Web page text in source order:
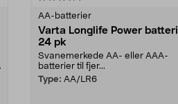
AA-batterier
Varta Longlife Power batteri
24 pk
Svanemerkede AA- eller AAA-
batterier til fjer...
Type: AA/LR6